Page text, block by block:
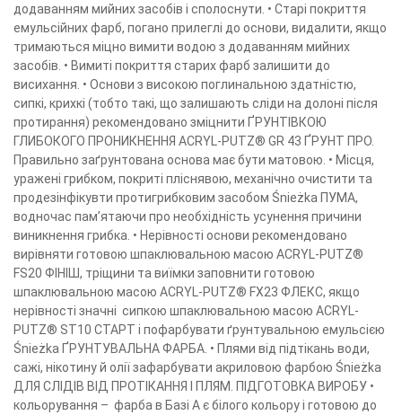
додаванням мийних засобів і сполоснути. • Старі покриття
емульсійних фарб, погано прилеглі до основи, видалити, якщо
тримаються міцно вимити водою з додаванням мийних
засобів. • Вимиті покриття старих фарб залишити до
висихання. • Основи з високою поглинальною здатністю,
сипкі, крихкі (тобто такі, що залишають сліди на долоні після
протирання) рекомендовано зміцнити ҐРУНТІВКОЮ
ГЛИБОКОГО ПРОНИКНЕННЯ ACRYL-PUTZ® GR 43 ҐРУНТ ПРО.
Правильно заґрунтована основа має бути матовою. • Місця,
уражені грибком, покриті пліснявою, механічно очистити та
продезінфікувти протигрибковим засобом Śnieżka ПУМА,
водночас пам’ятаючи про необхідність усунення причини
виникнення грибка. • Нерівності основи рекомендовано
вирівняти готовою шпаклювальною масою ACRYL-PUTZ®
FS20 ФІНІШ, тріщини та виїмки заповнити готовою
шпаклювальною масою ACRYL-PUTZ® FX23 ФЛЕКС, якщо
нерівності значні сипкою шпаклювальною масою ACRYL-
PUTZ® ST10 СТАРТ і пофарбувати ґрунтувальною емульсією
Śnieżka ҐРУНТУВАЛЬНА ФАРБА. • Плями від підтікань води,
сажі, нікотину й олії зафарбувати акриловою фарбою Śnieżka
ДЛЯ СЛІДІВ ВІД ПРОТІКАННЯ І ПЛЯМ. ПІДГОТОВКА ВИРОБУ •
кольорування – фарба в Базі А є білого кольору і готовою до